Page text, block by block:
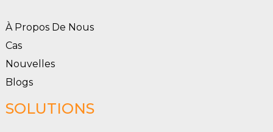
À Propos De Nous
Cas
Nouvelles
Blogs
SOLUTIONS